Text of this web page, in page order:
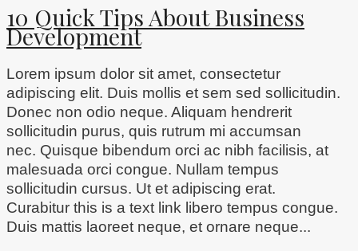
10 Quick Tips About Business
Development
Lorem ipsum dolor sit amet, consectetur
adipiscing elit. Duis mollis et sem sed sollicitudin.
Donec non odio neque. Aliquam hendrerit
sollicitudin purus, quis rutrum mi accumsan
nec. Quisque bibendum orci ac nibh facilisis, at
malesuada orci congue. Nullam tempus
sollicitudin cursus. Ut et adipiscing erat.
Curabitur this is a text link libero tempus congue.
Duis mattis laoreet neque, et ornare neque...